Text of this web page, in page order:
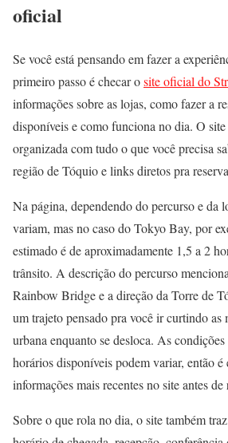
oficial
Se você está pensando em fazer a
primeiro passo é checar osite oficial do
informações sobre as lojas, como fazer a
disponíveis e como funciona no dia. O
organizada com tudo o que você precisa
região de Tóquio e links diretos pra
Na página, dependendo do percurso e da
variam, mas no caso do Tokyo Bay, por
estimado é de aproximadamente 1,5 a 2
trânsito. A descrição do percurso
Rainbow Bridge e a direção da Torre de
um trajeto pensado pra você ir curtindo as
urbana enquanto se desloca. As
horários disponíveis podem variar, então é
informações mais recentes no site antes de
Sobre o que rola no dia, o site também